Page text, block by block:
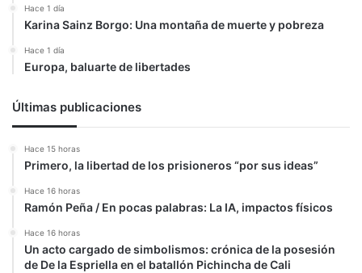
Hace 1 día
Karina Sainz Borgo: Una montaña de muerte y pobreza
Hace 1 día
Europa, baluarte de libertades
Últimas publicaciones
Hace 15 horas
Primero, la libertad de los prisioneros “por sus ideas”
Hace 16 horas
Ramón Peña / En pocas palabras: La IA, impactos físicos
Hace 16 horas
Un acto cargado de simbolismos: crónica de la posesión
de De la Espriella en el batallón Pichincha de Cali